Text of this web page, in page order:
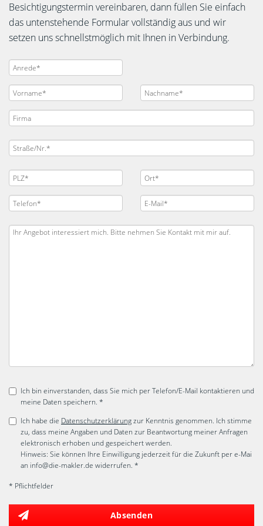
Besichtigungstermin vereinbaren, dann füllen Sie einfach
das untenstehende Formular vollständig aus und wir
setzen uns schnellstmöglich mit Ihnen in Verbindung.
Ich bin einverstanden, dass Sie mich per Telefon/E-Mail kontaktieren und
meine Daten speichern. *
Ich habe die Datenschutzerklärungzur Kenntnis genommen. Ich stimme
zu, dass meine Angaben und Daten zur Beantwortung meiner Anfragen
elektronisch erhoben und gespeichert werden.
Hinweis: Sie können Ihre Einwilligung jederzeit für die Zukunft per e-Mai
an info@die-makler.de widerrufen. *
* Pflichtfelder
Absenden